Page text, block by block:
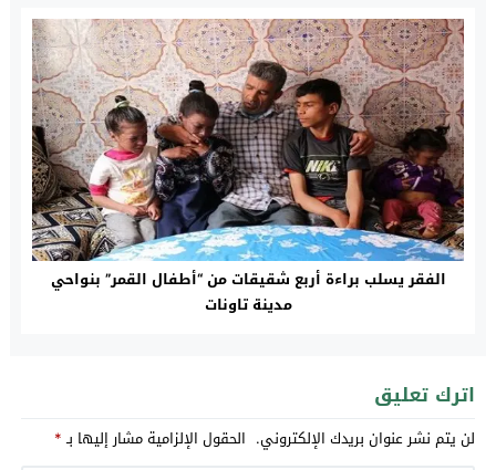
الفقر يسلب براءة أربع شقيقات من “أطفال القمر” بنواحي
مدينة تاونات
اترك تعليق
لن يتم نشر عنوان بريدك الإلكتروني. الحقول الإلزامية مشار إليها بـ*